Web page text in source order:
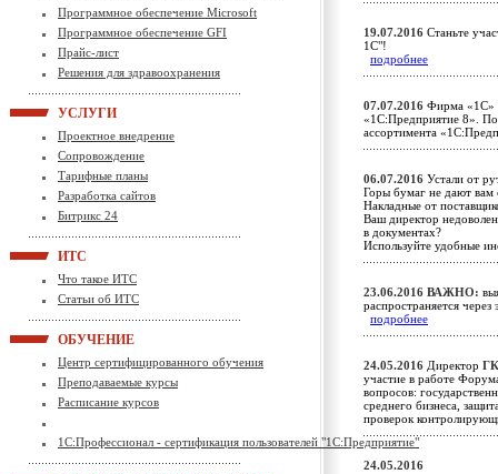
Программное обеспечение Microsoft
Программное обеспечение GFI
Прайс-лист
Решения для здравоохранения
УСЛУГИ
Проектное внедрение
Сопровождение
Тарифные планы
Разработка сайтов
Битрикс 24
ИТС
Что такое ИТС
Статьи об ИТС
ОБУЧЕНИЕ
Центр сертифицированного обучения
Преподаваемые курсы
Расписание курсов
1С:Профессионал - сертификация пользователей "1С:Предприятие"
19.07.2016 Станьте
1С"!
подробнее
07.07.2016 Фирма «1С»
«1С:Предприятие 8».
ассортимента
06.07.2016 Устали от
Горы бумаг не дают вам
Накладные от
Ваш директор
в документах?
Используйте удобные
23.06.2016 ВАЖНО:
распространяется
подробнее
24.05.2016 Директор
участие в работе
вопросов:
среднего бизнеса,
проверок
24.05.2016